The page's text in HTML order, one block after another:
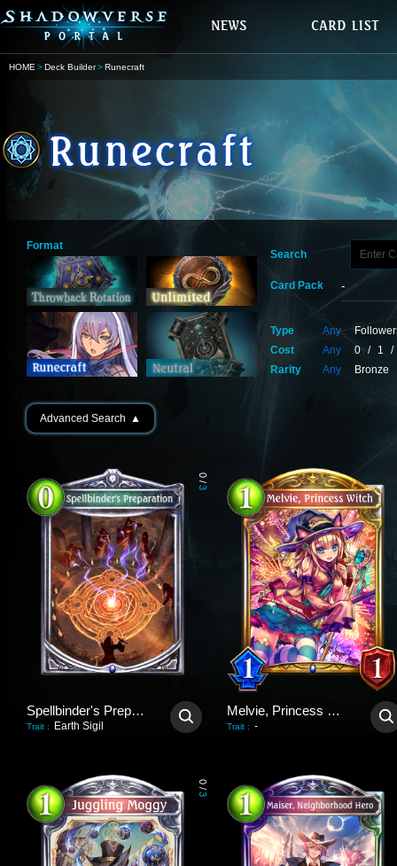
HOME Deck Builder Runecraft
Format
Search
Card Pack
Type Any
Cost
Any 0 / 1
/
Rarity
Any Bronze
Advanced Search ▲
0
/
3
Spellbinder's Preparation
Trait : Earth Sigil
Melvie, Princess Witch
Trait : -
0
/
3